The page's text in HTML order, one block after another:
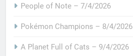
People of Note – 7/4/2026
Pokémon Champions – 8/4/2026
A Planet Full of Cats – 9/4/2026